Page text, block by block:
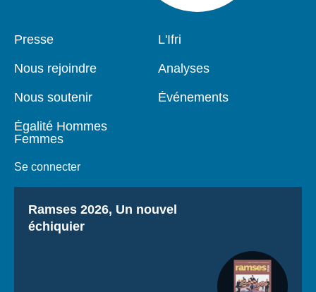
Pied
Presse
Nous rejoindre
Nous soutenir
Égalité Hommes
Femmes
Se connecter
Navigation
L'Ifri
Analyses
Événements
Titre
Ramses 2026, Un nouvel
échiquier